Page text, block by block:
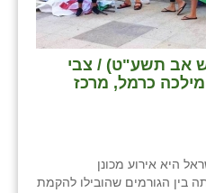
אב תשע"ט) / צבי
כרמל, מרכז
היא אירוע מכונן
בין הגורמים שהובילו להקמת